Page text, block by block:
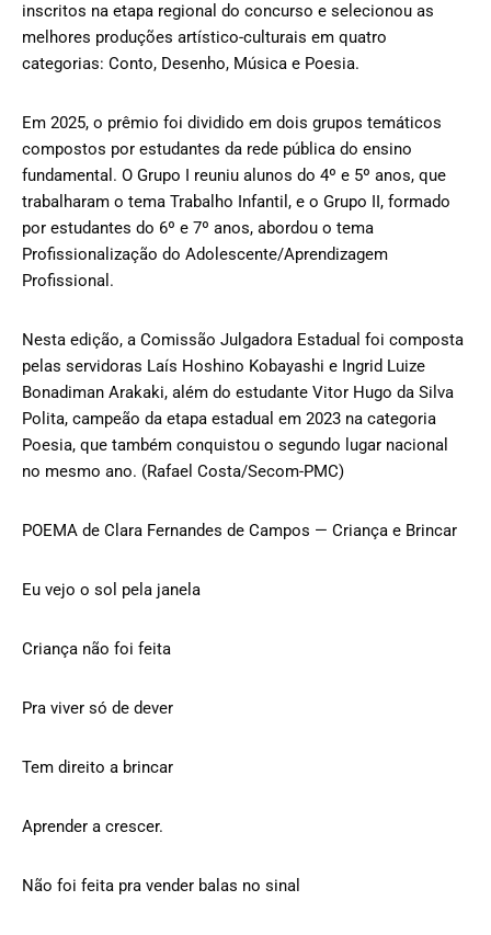
inscritos na etapa regional do concurso e selecionou as
melhores produções artístico-culturais em quatro
categorias: Conto, Desenho, Música e Poesia.
Em 2025, o prêmio foi dividido em dois grupos temáticos
compostos por estudantes da rede pública do ensino
fundamental. O Grupo I reuniu alunos do 4º e 5º anos, que
trabalharam o tema Trabalho Infantil, e o Grupo II, formado
por estudantes do 6º e 7º anos, abordou o tema
Profissionalização do Adolescente/Aprendizagem
Profissional.
Nesta edição, a Comissão Julgadora Estadual foi composta
pelas servidoras Laís Hoshino Kobayashi e Ingrid Luize
Bonadiman Arakaki, além do estudante Vitor Hugo da Silva
Polita, campeão da etapa estadual em 2023 na categoria
Poesia, que também conquistou o segundo lugar nacional
no mesmo ano. (Rafael Costa/Secom-PMC)
POEMA de Clara Fernandes de Campos — Criança e Brincar
Eu vejo o sol pela janela
Criança não foi feita
Pra viver só de dever
Tem direito a brincar
Aprender a crescer.
Não foi feita pra vender balas no sinal